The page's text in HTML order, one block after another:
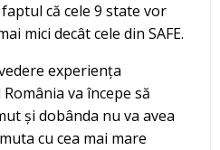
că cele 9 state vor
mici decât cele din SAFE.
experiența
va începe să
și dobânda nu va avea
cu cea mai mare